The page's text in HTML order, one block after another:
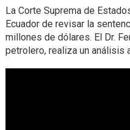
La Corte Suprema de
Ecuador de revisar la
millones de dólares. El Dr.
petrolero, realiza un análisis